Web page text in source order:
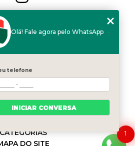
2564-4684
(11) 94168-2041
MENU
HOME
QUEM SOMOS
SERVIÇOS
BLOG
CATEGORIAS
MAPA DO SITE
1
Olá! Fale agora pelo WhatsApp
telefone
INICIAR CONVERSA